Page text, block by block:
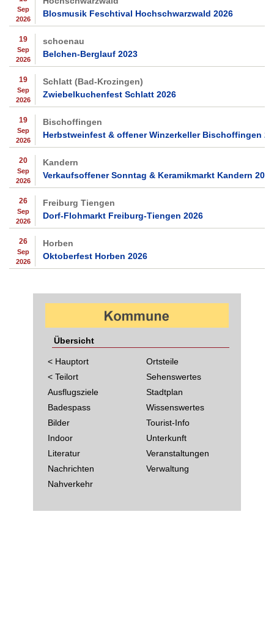
Sep
2026
Blosmusik Feschtival Hochschwarzwald 2026
19
Sep
2026
schoenau
Belchen-Berglauf 2023
19
Sep
2026
Schlatt (Bad-Krozingen)
Zwiebelkuchenfest Schlatt 2026
19
Sep
2026
Bischoffingen
Herbstweinfest & offener Winzerkeller Bischoffingen
20
Sep
2026
Kandern
Verkaufsoffener Sonntag & Keramikmarkt Kandern 2026
26
Sep
2026
Freiburg Tiengen
Dorf-Flohmarkt Freiburg-Tiengen 2026
26
Sep
2026
Horben
Oktoberfest Horben 2026
Übersicht
< Hauptort
< Teilort
Ausflugsziele
Badespass
Bilder
Indoor
Literatur
Nachrichten
Nahverkehr
Ortsteile
Sehenswertes
Stadtplan
Wissenswertes
Tourist-Info
Unterkunft
Veranstaltungen
Verwaltung